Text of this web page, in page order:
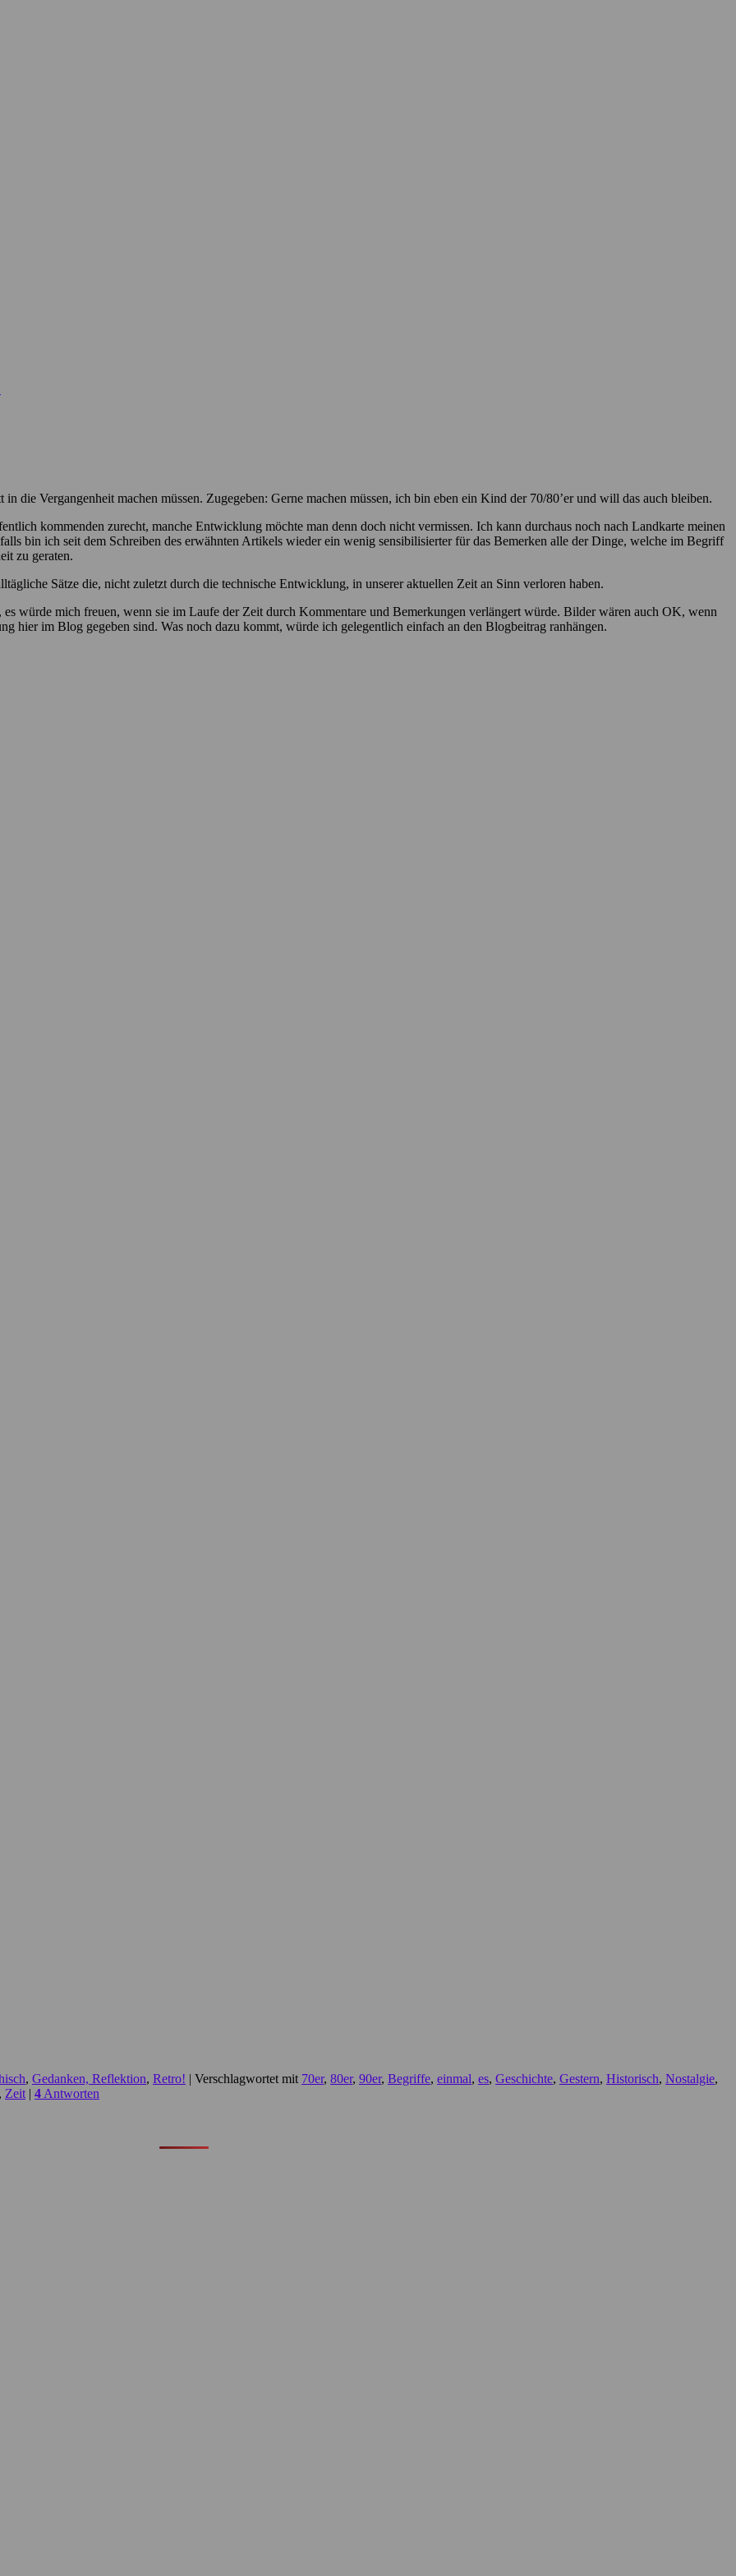
die Vergangenheit machen müssen. Zugegeben: Gerne machen müssen, ich bin eben ein Kind der 70/80’er und will das auch bleiben.
kommenden zurecht, manche Entwicklung möchte man denn doch nicht vermissen. Ich kann durchaus noch nach Landkarte meinen
bin ich seit dem Schreiben des erwähnten Artikels wieder ein wenig sensibilisierter für das Bemerken alle der Dinge, welche im Begriff
zu geraten.
Sätze die, nicht zuletzt durch die technische Entwicklung, in unserer aktuellen Zeit an Sinn verloren haben.
würde mich freuen, wenn sie im Laufe der Zeit durch Kommentare und Bemerkungen verlängert würde. Bilder wären auch OK, wenn
hier im Blog gegeben sind. Was noch dazu kommt, würde ich gelegentlich einfach an den Blogbeitrag ranhängen.
, Gedanken, Reflektion, Retro! | Verschlagwortet mit 70er, 80er, 90er, Begriffe, einmal, es, Geschichte, Gestern, Historisch, Nostalgie,
Zeit | 4 Antworten